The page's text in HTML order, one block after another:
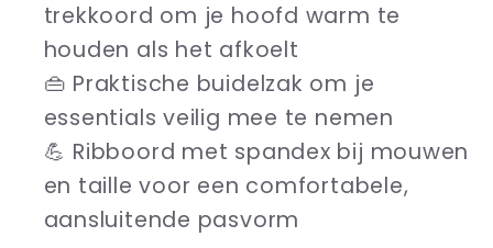
trekkoord om je hoofd warm te
houden als het afkoelt
👜 Praktische buidelzak om je
essentials veilig mee te nemen
💪 Ribboord met spandex bij mouwen
en taille voor een comfortabele,
aansluitende pasvorm